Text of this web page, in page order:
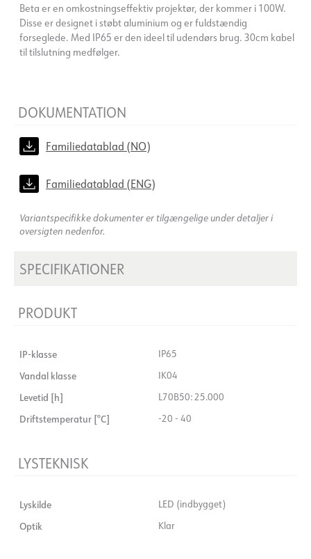
Beta er en omkostningseffektiv projektør, der kommer i 100W.
Disse er designet i støbt aluminium og er fuldstændig
forseglede. Med IP65 er den ideel til udendørs brug. 30cm kabel
til tilslutning medfølger.
DOKUMENTATION
Familiedatablad (NO)
Familiedatablad (ENG)
Variantspecifikke dokumenter er tilgængelige under detaljer i
oversigten nedenfor.
SPECIFIKATIONER
PRODUKT
IP-klasse IP65
Vandal klasse IK04
Levetid [h] L70B50: 25.000
Driftstemperatur [°C] -20 - 40
LYSTEKNISK
Lyskilde LED (indbygget)
Optik Klar